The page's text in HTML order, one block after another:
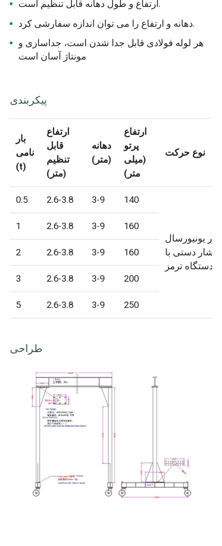
ارتفاع و طول دهانه قابل تنظیم است.
دهانه و ارتفاع را می توان اندازه سفارشی کرد.
هر لوله فولادی قابل جدا شدن است، جداسازی و
مونتاژ آسان است
پیکربندی
بار
نامی
(t)
ارتفاع
قابل
تنظیم
(متر)
دهانه
(متر)
ارتفاع
پرتو
(میلی
متر)
نوع حرکت
0.5 2.6-3.8 3-9 140
یونیورسال
فشار دستی با
دستگاه ترمز
1 2.6-3.8 3-9
160
2
2.6-3.8 3-9
160
3
2.6-3.8 3-9
200
5
2.6-3.8 3-9 250
طراحی